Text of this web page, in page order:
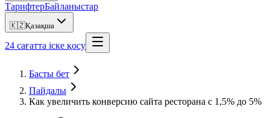
ТарифтерБайланыстар
🇰🇿Қазақша
24 сағатта іске қосу
Басты бет
Пайдалы
Как увеличить конверсию сайта ресторана с 1,5% до 5%